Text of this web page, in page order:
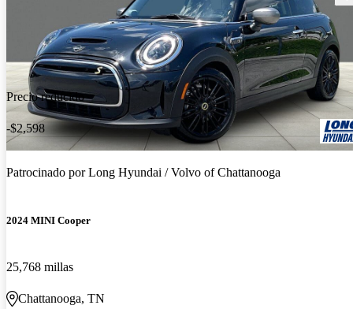
Precio reducido
-$2,598
Patrocinado porLong Hyundai / Volvo of Chattanooga
2024 MINI Cooper
25,768 millas
Chattanooga, TN